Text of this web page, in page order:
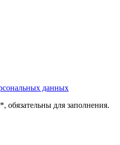
данных
*, обязательны для заполнения.